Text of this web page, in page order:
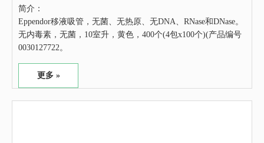
简介：
Eppendor移液吸管，无菌、无热原、无DNA、RNase和DNase。
无内毒素，无菌，10室升，黄色，400个(4包x100个)(产品编号
0030127722。
更多 »